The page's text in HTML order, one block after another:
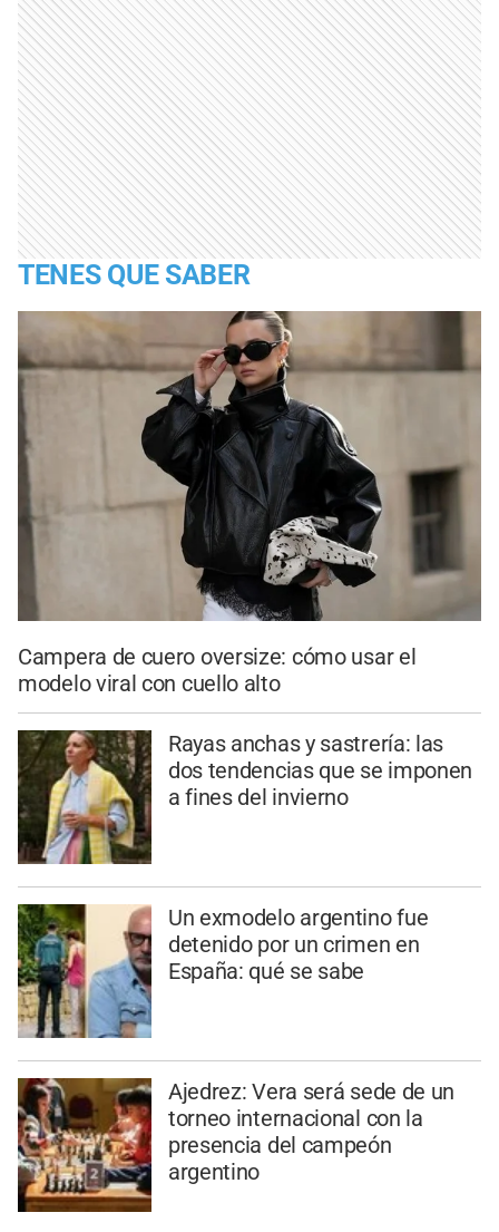
TENES QUE SABER
Campera de cuero oversize: cómo usar el
modelo viral con cuello alto
Rayas anchas y sastrería: las
dos tendencias que se imponen
a fines del invierno
Un exmodelo argentino fue
detenido por un crimen en
España: qué se sabe
Ajedrez: Vera será sede de un
torneo internacional con la
presencia del campeón
argentino